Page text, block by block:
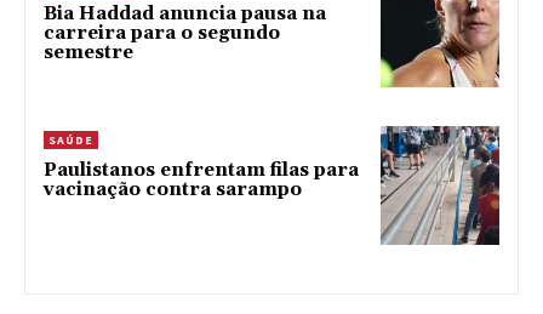
Bia Haddad anuncia pausa na
carreira para o segundo
semestre
SAÚDE
Paulistanos enfrentam filas para
vacinação contra sarampo